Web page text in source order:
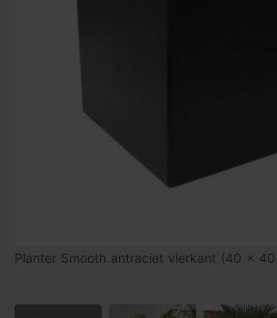
Planter Smooth antraciet vierkant (40 x